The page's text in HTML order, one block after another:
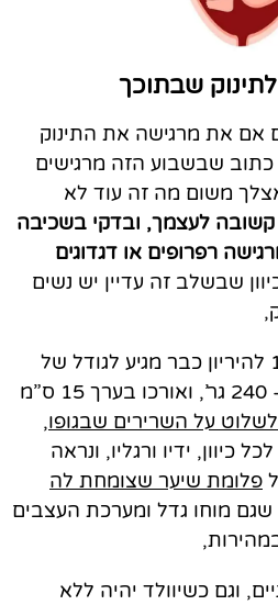
שבתוכך
אם את מרגישה את התינוק
כתוב שבשבוע הזה מרגישים
משום מה זה עוד לא
קשובה לעצמך, ובדקי בשכיבה
רפרופים או דגדוגים
שבשלב זה עדיין יש נשים
, משקלו כ- 240 גר’, ואורכו בערך 15 ס”מ
על השרירים שבגופו,
כיוון, ידיו ורגליו, ונראה
פלומת שיער שצומחת לה
שגם מוחו גדל ומערכת העצבים
וגם כשיוולד יהיה ללא